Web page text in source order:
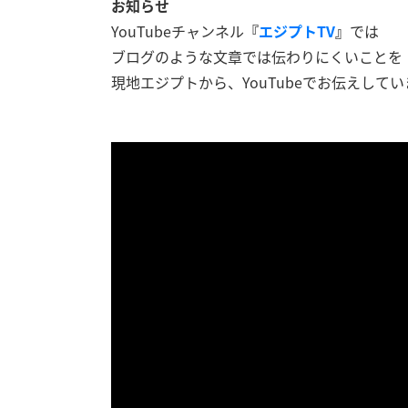
お知らせ
YouTubeチャンネル 『エジプトTV』 では
ブログのような文章では伝わりにくいことを
現地エジプトから、YouTubeでお伝えしてい